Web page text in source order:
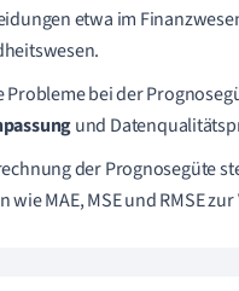
etwa im
Probleme bei der
und
der Prognosegüte
wie MAE, MSE und RMSE